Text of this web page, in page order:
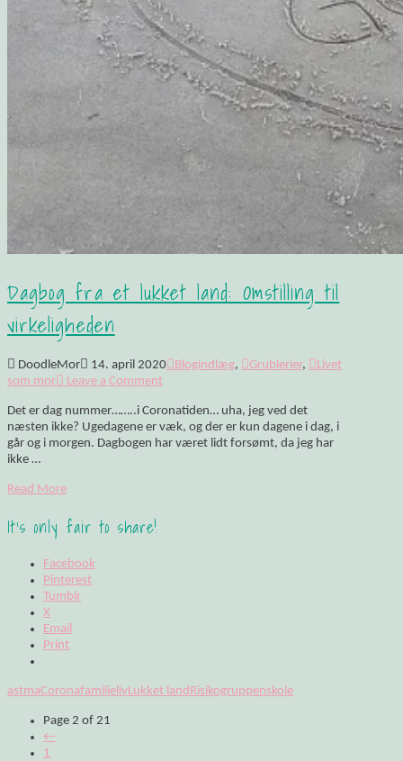
Dagbog fra et lukket land: Omstilling til
virkeligheden
DoodleMor 14. april 2020 Blogindlæg, Grublerier,
Livet
som mor
Leave a Comment
Det er dag nummer……..i Coronatiden… uha, jeg ved det
næsten ikke? Ugedagene er væk, og der er kun dagene i dag, i
går og i morgen. Dagbogen har været lidt forsømt, da jeg har
ikke …
Read More
It's only fair to share!
Facebook
Pinterest
Tumblr
X
Email
Print
astmaCoronafamilielivLukket land Risikogruppenskole
Page 2 of 21
←
1